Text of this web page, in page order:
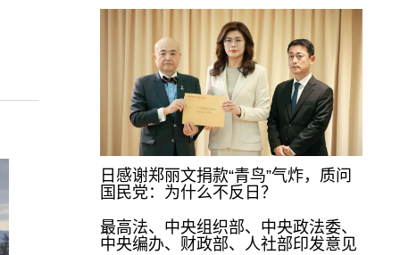
日感谢郑丽文捐款“青鸟”气炸，质问
国民党：为什么不反日？
最高法、中央组织部、中央政法委、
中央编办、财政部、人社部印发意见